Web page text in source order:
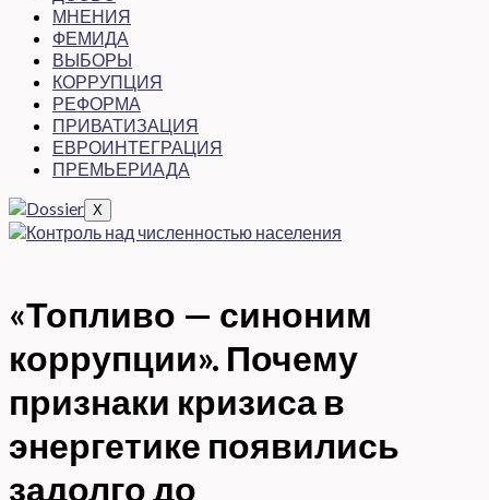
МНЕНИЯ
ФЕМИДА
ВЫБОРЫ
КОРРУПЦИЯ
РЕФОРМА
ПРИВАТИЗАЦИЯ
ЕВРОИНТЕГРАЦИЯ
ПРЕМЬЕРИАДА
X
«Топливо — синоним
коррупции». Почему
признаки кризиса в
энергетике появились
задолго до